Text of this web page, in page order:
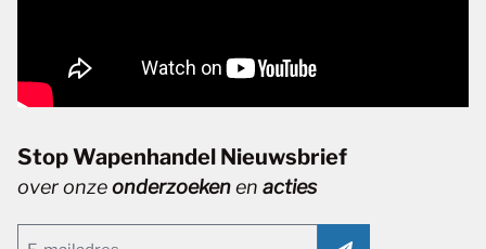
Stop Wapenhandel Nieuwsbrief
over onzeonderzoekenen acties